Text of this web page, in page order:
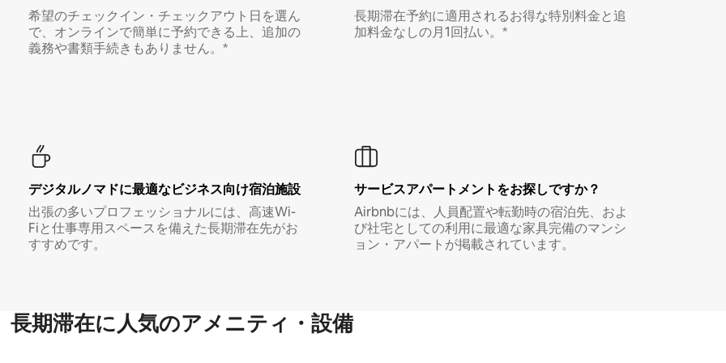
希望のチェックイン・チェックアウト日を選ん
で、オンラインで簡単に予約できる上、追加の
義務や書類手続きもありません。*
長期滞在予約に適用されるお得な特別料金と追
加料金なしの月1回払い。*
デジタルノマド⁠に最⁠適⁠なビ⁠ジ⁠ネ⁠ス⁠向⁠け宿⁠泊⁠施⁠設
出張の多いプロフェッショナルには、高速Wi-
Fiと仕事専用スペースを備えた長期滞在先がお
すすめです。
サービスアパートメントをお探しですか？
Airbnbには、人員配置や転勤時の宿泊先、およ
び社宅としての利用に最適な家具完備のマンシ
ョン・アパートが掲載されています。
長期滞在に人気のアメニティ・設備